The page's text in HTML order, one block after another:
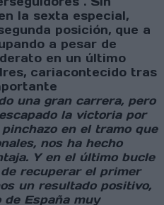
la sexta especial,
posición, que a
a pesar de
en un último
cariacontecido tras
una gran carrera, pero
la victoria por
en el tramo que
nos ha hecho
Y en el último bucle
recuperar el primer
un resultado positivo,
de España muy